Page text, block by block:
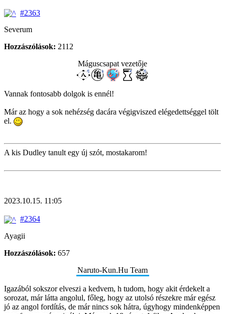
#2363
Severum
Hozzászólások: 2112
Máguscsapat vezetője
Vannak fontosabb dolgok is ennél!
Már az hogy a sok nehézség dacára végigviszed elégedettséggel tölt
el.
A kis Dudley tanult egy új szót, mostakarom!
2023.10.15. 11:05
#2364
Ayagii
Hozzászólások: 657
Naruto-Kun.Hu Team
Igazából sokszor elveszi a kedvem, h tudom, hogy akit érdekelt a
sorozat, már látta angolul, főleg, hogy az utolsó részekre már egész
jó az angol fordítás, de már nincs sok hátra, úgyhogy mindenképpen